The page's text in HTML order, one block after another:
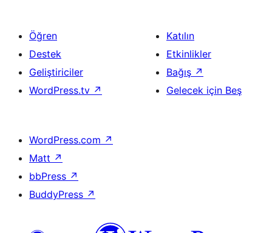
Öğren
Destek
Geliştiriciler
WordPress.tv ↗
Katılın
Etkinlikler
Bağış ↗
Gelecek için Beş
WordPress.com ↗
Matt ↗
bbPress ↗
BuddyPress ↗